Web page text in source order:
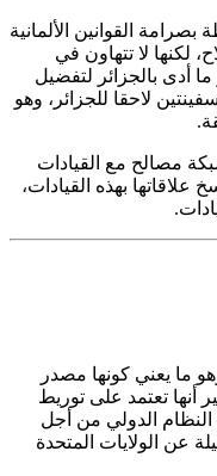
القوانين الألمانية
لكنها لا تتهاون في
أدى بالجزائر لتفضيل
لاحقا للجزائر، وهو
مصالح مع القيادات
علاقاتها بهذه القيادات،
ما يعني كونها مصدر
أنها تعتمد على توريط
الدولي من أجل
عن الولايات المتحدة